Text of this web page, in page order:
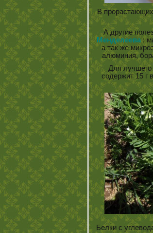
В
А другие
Менделеева:
а так же
алюминия,
Для лучшего
содержит 15 г
Белки с